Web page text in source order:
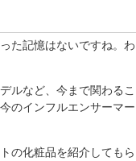
た記憶はないですね。わ
ルなど、今まで関わるこ
のインフルエンサーマー
の化粧品を紹介してもら